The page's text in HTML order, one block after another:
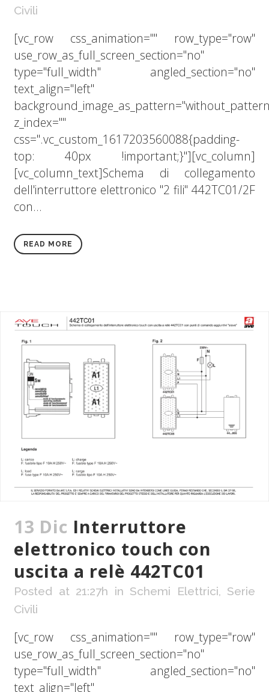
Civili
[vc_row css_animation="" row_type="row"
use_row_as_full_screen_section="no"
type="full_width" angled_section="no"
text_align="left"
z_index=""
css=".vc_custom_1617203560088{padding-
top: 40px !important;}"][vc_column]
[vc_column_text]Schema di collegamento
dell'interruttore elettronico "2 fili" 442TC01/2F
con...
READ MORE
13 Dic Interruttore
elettronico touch con
uscita a relè 442TC01
Posted at 21:27h in Schemi Elettrici, Serie
Civili
[vc_row css_animation="" row_type="row"
use_row_as_full_screen_section="no"
type="full_width" angled_section="no"
text_align="left"